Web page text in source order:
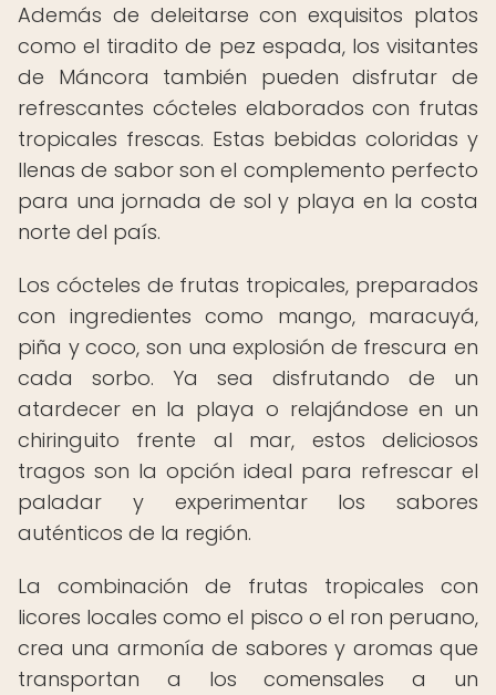
Además de deleitarse con exquisitos platos
como el tiradito de pez espada, los visitantes
de Máncora también pueden disfrutar de
refrescantes cócteles elaborados con frutas
tropicales frescas. Estas bebidas coloridas y
llenas de sabor son el complemento perfecto
para una jornada de sol y playa en la costa
norte del país.
Los cócteles de frutas tropicales, preparados
con ingredientes como mango, maracuyá,
piña y coco, son una explosión de frescura en
cada sorbo. Ya sea disfrutando de un
atardecer en la playa o relajándose en un
chiringuito frente al mar, estos deliciosos
tragos son la opción ideal para refrescar el
paladar y experimentar los sabores
auténticos de la región.
La combinación de frutas tropicales con
licores locales como el pisco o el ron peruano,
crea una armonía de sabores y aromas que
transportan a los comensales a un